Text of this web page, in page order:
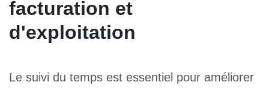
facturation et
d'exploitation
Le suivi du temps est essentiel pour améliorer